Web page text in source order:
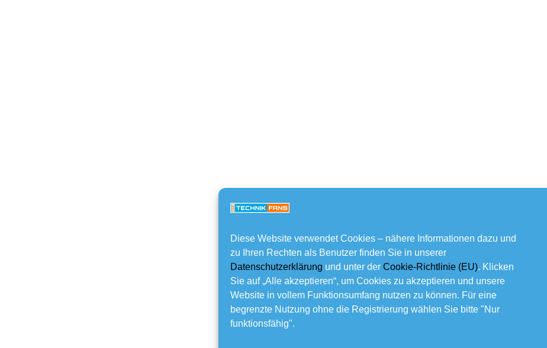
Diese Website verwendet Cookies – nähere Informationen dazu und
zu Ihren Rechten als Benutzer finden Sie in unserer
Datenschutzerklärung und unter der Cookie-Richtlinie (EU). Klicken
Sie auf „Alle akzeptieren“, um Cookies zu akzeptieren und unsere
Website in vollem Funktionsumfang nutzen zu können. Für eine
begrenzte Nutzung ohne die Registrierung wählen Sie bitte "Nur
funktionsfähig".